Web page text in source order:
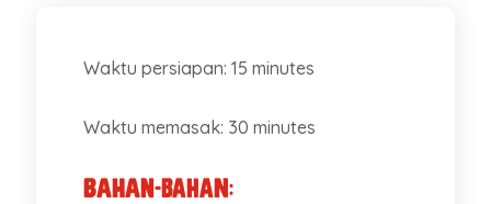
Waktu persiapan: 15 minutes
Waktu memasak: 30 minutes
Bahan-bahan: